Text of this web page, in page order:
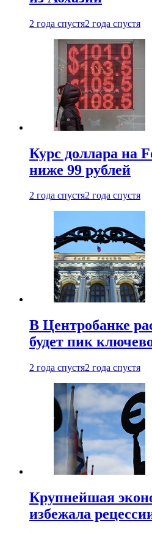
2 года спустя2 года спустя
Курс доллара на
ниже 99 рублей
2 года спустя2 года спустя
В Центробанке
будет пик
2 года спустя2 года спустя
Крупнейшая
избежала